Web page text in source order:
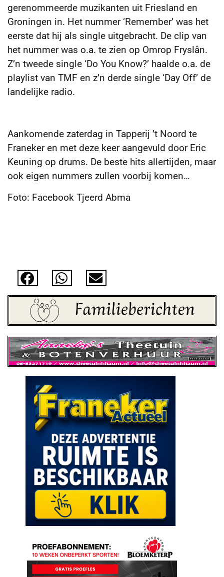
gerenommeerde muzikanten uit Friesland en
Groningen in. Het nummer ‘Remember’ was het
eerste dat hij als single uitgebracht. De clip van
het nummer was o.a. te zien op Omrop Fryslân.
Z’n tweede single ‘Do You Know?’ haalde o.a. de
playlist van TMF en z’n derde single ‘Day Off’ de
landelijke radio.
Aankomende zaterdag in Tapperij ’t Noord te
Franeker en met deze keer aangevuld door Eric
Keuning op drums. De beste hits allertijden, maar
ook eigen nummers zullen voorbij komen…
Foto: Facebook Tjeerd Abma